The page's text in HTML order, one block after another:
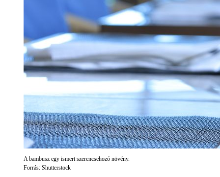
A bambusz egy ismert szerencsehozó növény.
Forrás: Shutterstock